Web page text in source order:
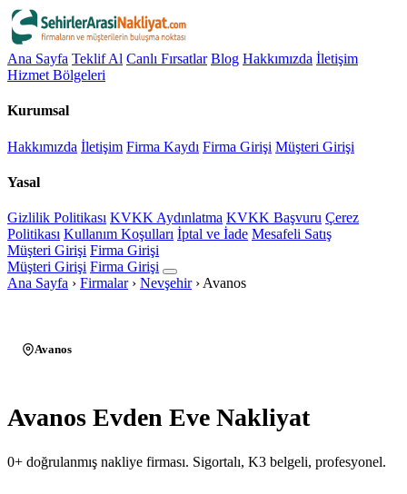
Ana Sayfa Teklif Al Canlı Fırsatlar Blog Hakkımızda İletişim
Hizmet Bölgeleri
Kurumsal
Hakkımızda İletişim Firma Kaydı Firma Girişi Müşteri Girişi
Yasal
Gizlilik Politikası KVKK Aydınlatma KVKK Başvuru Çerez
Politikası Kullanım Koşulları İptal ve İade Mesafeli Satış
Müşteri Girişi Firma Girişi
Müşteri Girişi Firma Girişi
Ana Sayfa › Firmalar › Nevşehir › Avanos
Avanos
Avanos Evden Eve Nakliyat
0+ doğrulanmış nakliye firması. Sigortalı, K3 belgeli, profesyonel.